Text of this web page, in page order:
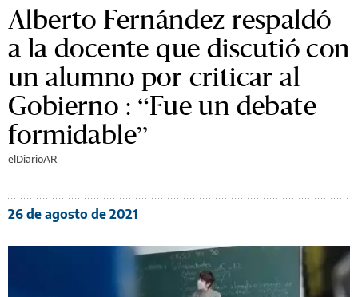
Alberto Fernández respaldó
a la docente que discutió con
un alumno por criticar al
Gobierno : “Fue un debate
formidable”
elDiarioAR
26 de agosto de 2021